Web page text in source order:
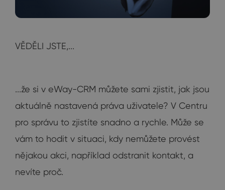
VĚDĚLI JSTE,...
...že si v eWay-CRM můžete sami zjistit, jak jsou
aktuálně nastavená práva uživatele? V Centru
pro správu to zjistíte snadno a rychle. Může se
vám to hodit v situaci, kdy nemůžete provést
nějakou akci, například odstranit kontakt, a
nevíte proč.